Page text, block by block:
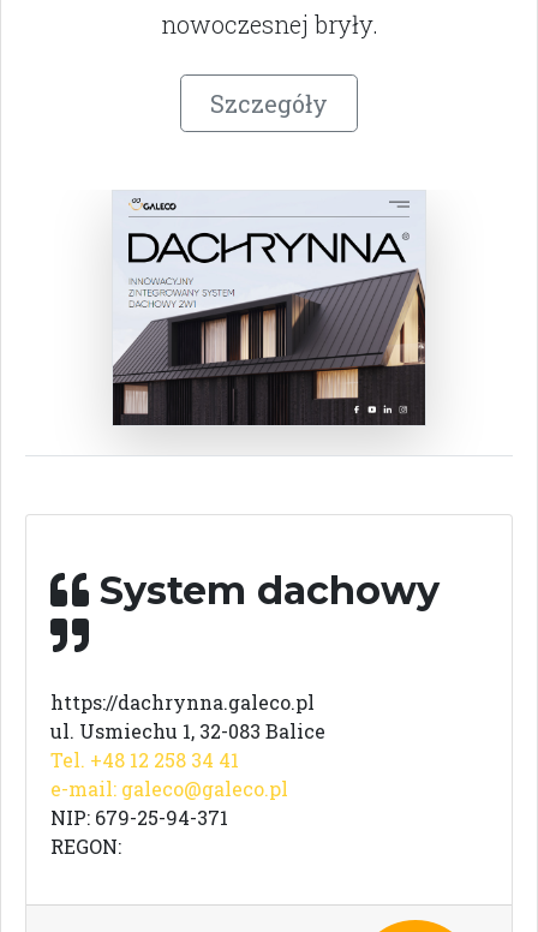
nowoczesnej bryły.
Szczegóły
System dachowy
https://dachrynna.galeco.pl
ul. Usmiechu 1, 32-083 Balice
Tel. +48 12 258 34 41
e-mail: galeco@galeco.pl
NIP: 679-25-94-371
REGON: